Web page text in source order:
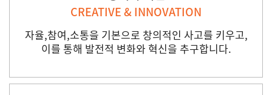
CREATIVE & INNOVATION
자율,참여,소통을 기본으로 창의적인 사고를 키우고,
이를 통해 발전적 변화와 혁신을 추구합니다.